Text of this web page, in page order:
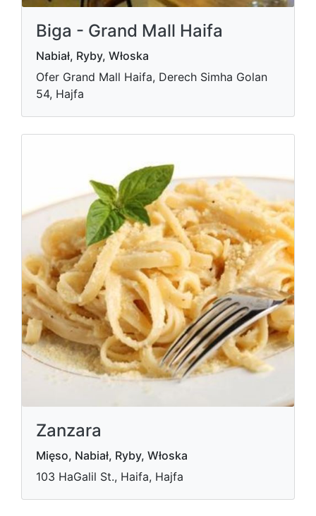
Biga - Grand Mall Haifa
Nabiał, Ryby, Włoska
Ofer Grand Mall Haifa, Derech Simha Golan
54, Hajfa
Zanzara
Mięso, Nabiał, Ryby, Włoska
103 HaGalil St., Haifa, Hajfa